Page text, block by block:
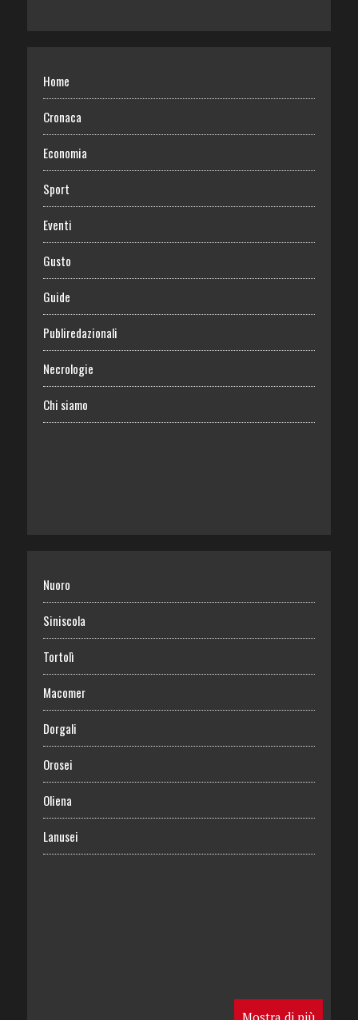
Home
Cronaca
Economia
Sport
Eventi
Gusto
Guide
Publiredazionali
Necrologie
Chi siamo
Nuoro
Siniscola
Tortolì
Macomer
Dorgali
Orosei
Oliena
Lanusei
Mostra di più